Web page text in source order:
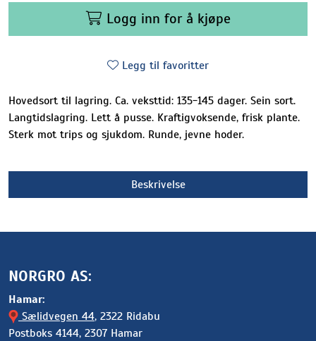
Logg inn for å kjøpe
Legg til favoritter
Hovedsort til lagring. Ca. veksttid: 135-145 dager. Sein sort.
Langtidslagring. Lett å pusse. Kraftigvoksende, frisk plante.
Sterk mot trips og sjukdom. Runde, jevne hoder.
Beskrivelse
NORGRO AS:
Hamar:
Sælidvegen 44, 2322 Ridabu
Postboks 4144, 2307 Hamar